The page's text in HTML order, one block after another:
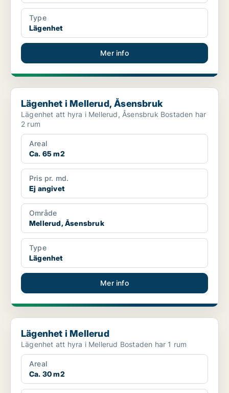
Type
Lägenhet
Mer info
Lägenhet i Mellerud, Åsensbruk
Lägenhet i Mellerud, Åsensbruk
Lägenhet att hyra i Mellerud, Åsensbruk Bostaden har
2 rum
Areal
Ca. 65 m2
Pris pr. md.
Ej angivet
Område
Mellerud, Åsensbruk
Type
Lägenhet
Mer info
Lägenhet i Mellerud
Lägenhet i Mellerud
Lägenhet att hyra i Mellerud Bostaden har 1 rum
Areal
Ca. 30 m2